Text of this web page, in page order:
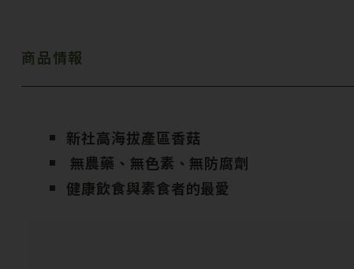
商品情報
新社高海拔產區香菇
無農藥、無色素、無防腐劑
健康飲食與素食者的最愛